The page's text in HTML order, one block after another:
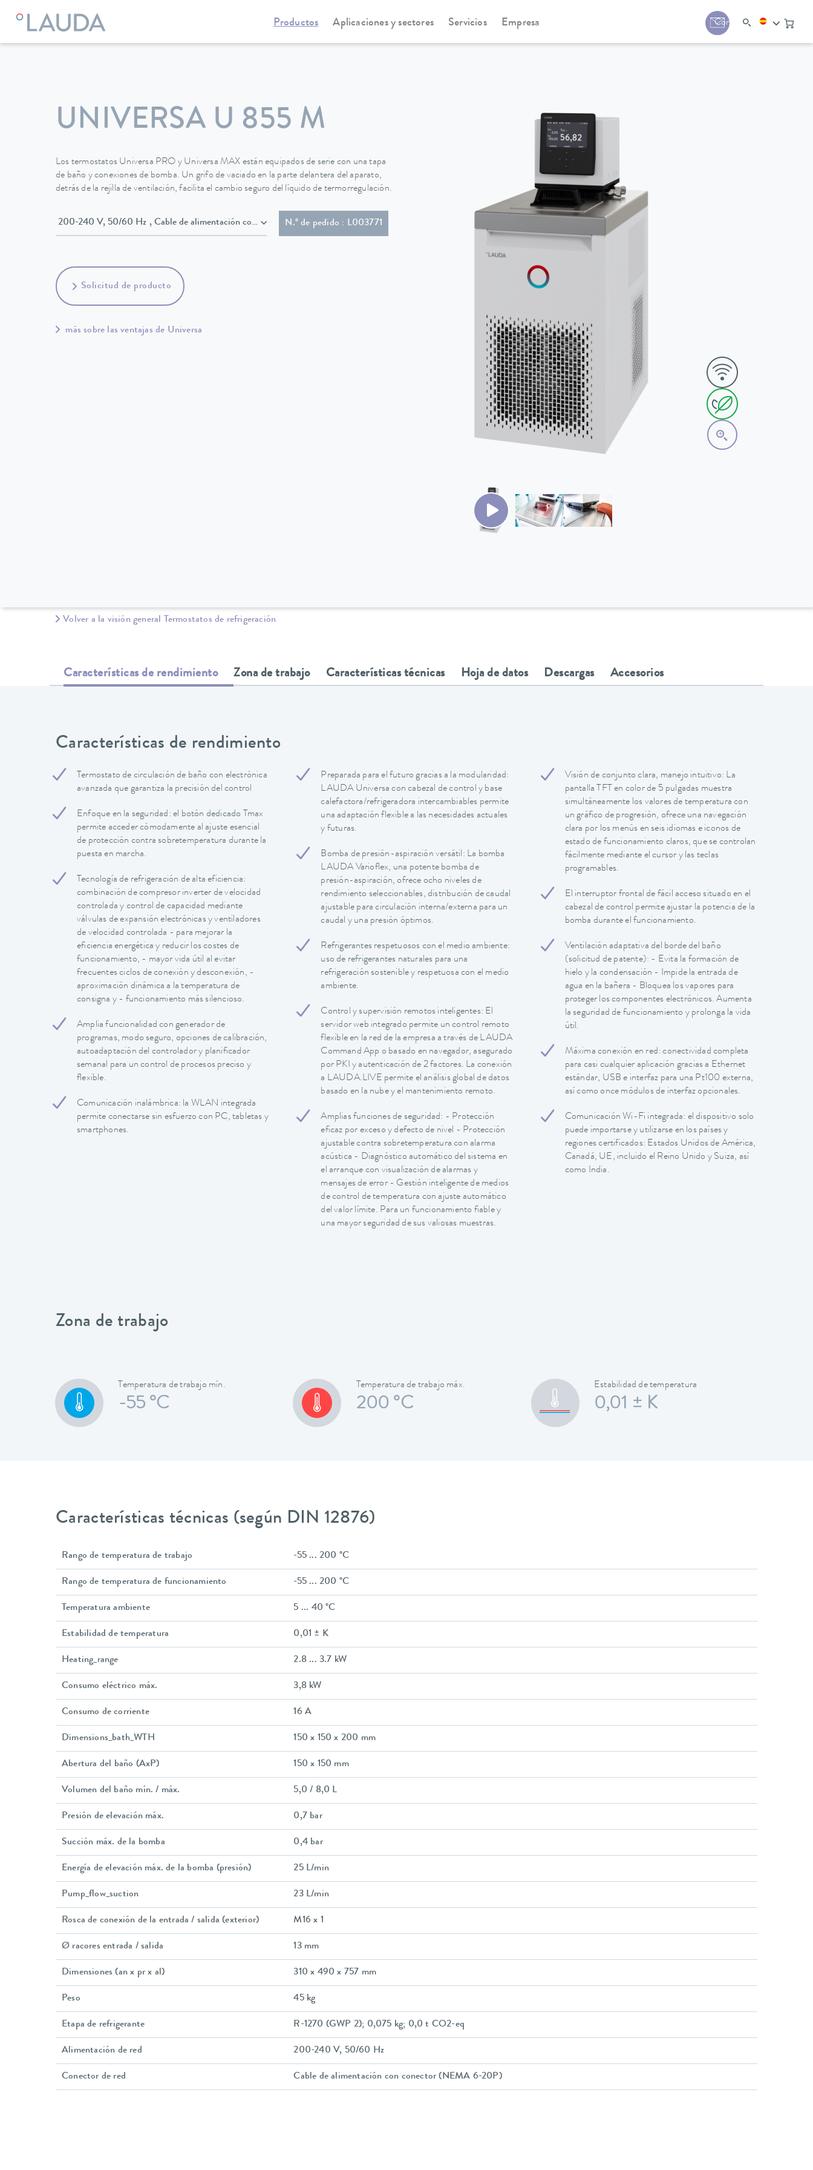
Productos Aplicaciones y sectores Servicios Empresa Contacto
LAUDA Equipos de termorregulación Termostatos de refrigeración Universa
UNIVERSA U 855 M
Los termostatos Universa PRO y Universa MAX están equipados de serie con una tapa
de baño y conexiones de bomba. Un grifo de vaciado en la parte delantera del aparato,
detrás de la rejilla de ventilación, facilita el cambio seguro del líquido de termorregulación.
200-240 V, 50/60 Hz , Cable de alimentación con conector (NEMA 6-20P)
N.º de pedido : L003771
Solicitud de producto
más sobre las ventajas de Universa
Volver a la visión general Termostatos de refrigeración
Características de rendimiento Zona de trabajo Características técnicas Hoja de datos Descargas Accesorios
Características de rendimiento
Termostato de circulación de baño con electrónica
avanzada que garantiza la precisión del control
Enfoque en la seguridad: el botón dedicado Tmax
permite acceder cómodamente al ajuste esencial
de protección contra sobretemperatura durante la
puesta en marcha.
Tecnología de refrigeración de alta eficiencia:
combinación de compresor inverter de velocidad
controlada y control de capacidad mediante
válvulas de expansión electrónicas y ventiladores
de velocidad controlada - para mejorar la
eficiencia energética y reducir los costes de
funcionamiento, - mayor vida útil al evitar
frecuentes ciclos de conexión y desconexión, -
aproximación dinámica a la temperatura de
consigna y - funcionamiento más silencioso.
Amplia funcionalidad con generador de
programas, modo seguro, opciones de calibración,
autoadaptación del controlador y planificador
semanal para un control de procesos preciso y
flexible.
Comunicación inalámbrica: la WLAN integrada
permite conectarse sin esfuerzo con PC, tabletas y
smartphones.
Preparada para el futuro gracias a la modularidad:
LAUDA Universa con cabezal de control y base
calefactora/refrigeradora intercambiables permite
una adaptación flexible a las necesidades actuales
y futuras.
Bomba de presión-aspiración versátil: La bomba
LAUDA Varioflex, una potente bomba de
presión-aspiración, ofrece ocho niveles de
rendimiento seleccionables, distribución de caudal
ajustable para circulación interna/externa para un
caudal y una presión óptimos.
Refrigerantes respetuosos con el medio ambiente:
uso de refrigerantes naturales para una
refrigeración sostenible y respetuosa con el medio
ambiente.
Control y supervisión remotos inteligentes: El
servidor web integrado permite un control remoto
flexible en la red de la empresa a través de LAUDA
Command App o basado en navegador, asegurado
por PKI y autenticación de 2 factores. La conexión
a LAUDA.LIVE permite el análisis global de datos
basado en la nube y el mantenimiento remoto.
Amplias funciones de seguridad: - Protección
eficaz por exceso y defecto de nivel - Protección
ajustable contra sobretemperatura con alarma
acústica - Diagnóstico automático del sistema en
el arranque con visualización de alarmas y
mensajes de error - Gestión inteligente de medios
de control de temperatura con ajuste automático
del valor límite. Para un funcionamiento fiable y
una mayor seguridad de sus valiosas muestras.
Visión de conjunto clara, manejo intuitivo: La
pantalla TFT en color de 5 pulgadas muestra
simultáneamente los valores de temperatura con
un gráfico de progresión, ofrece una navegación
clara por los menús en seis idiomas e iconos de
estado de funcionamiento claros, que se controlan
fácilmente mediante el cursor y las teclas
programables.
El interruptor frontal de fácil acceso situado en el
cabezal de control permite ajustar la potencia de la
bomba durante el funcionamiento.
Ventilación adaptativa del borde del baño
(solicitud de patente): - Evita la formación de
hielo y la condensación - Impide la entrada de
agua en la bañera - Bloquea los vapores para
proteger los componentes electrónicos. Aumenta
la seguridad de funcionamiento y prolonga la vida
útil.
Máxima conexión en red: conectividad completa
para casi cualquier aplicación gracias a Ethernet
estándar, USB e interfaz para una Pt100 externa,
así como once módulos de interfaz opcionales.
Comunicación Wi-Fi integrada: el dispositivo solo
puede importarse y utilizarse en los países y
regiones certificados: Estados Unidos de América,
Canadá, UE, incluido el Reino Unido y Suiza, así
como India.
Zona de trabajo
Temperatura de trabajo mín.
-55 °C
Temperatura de trabajo máx.
200 °C
Estabilidad de temperatura
0,01 ± K
Características técnicas (según DIN 12876)
Rango de temperatura de trabajo -55 ... 200 °C
Rango de temperatura de funcionamiento -55 ... 200 °C
Temperatura ambiente 5 ... 40 °C
Estabilidad de temperatura 0,01 ± K
Heating_range 2.8 ... 3.7 kW
Consumo eléctrico máx. 3,8 kW
Consumo de corriente 16 A
Dimensions_bath_WTH 150 x 150 x 200 mm
Abertura del baño (AxP) 150 x 150 mm
Volumen del baño mín. / máx. 5,0 / 8,0 L
Presión de elevación máx. 0,7 bar
Succión máx. de la bomba 0,4 bar
Energía de elevación máx. de la bomba (presión) 25 L/min
Pump_flow_suction 23 L/min
Rosca de conexión de la entrada / salida (exterior) M16 x 1
Ø racores entrada / salida 13 mm
Dimensiones (an x pr x al) 310 x 490 x 757 mm
Peso 45 kg
Etapa de refrigerante R-1270 (GWP 2); 0,075 kg; 0,0 t CO2-eq
Alimentación de red 200-240 V, 50/60 Hz
Conector de red Cable de alimentación con conector (NEMA 6-20P)